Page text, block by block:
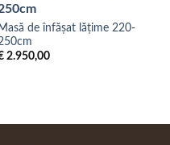
Masă de înfășat lățime 220-
2.950,00